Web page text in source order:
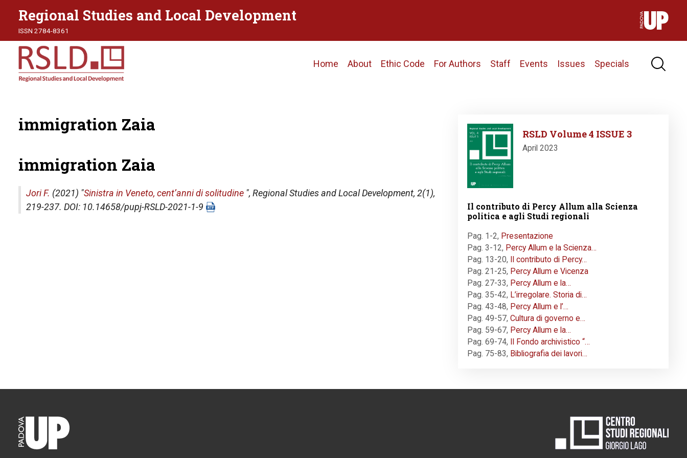
Regional Studies and Local Development
ISSN 2784-8361
Main
Home About Ethic Code For Authors Staff Events Issues Specials
immigration Zaia
immigration Zaia
Jori F. (2021) "Sinistra in Veneto, cent’anni di solitudine ", Regional Studies and Local Development, 2(1),
219-237. DOI: 10.14658/pupj-RSLD-2021-1-9
Image
RSLD Volume 4 ISSUE 3
April 2023
Il contributo di Percy Allum alla Scienza
politica e agli Studi regionali
Pag. 1-2, Presentazione
Pag. 3-12, Percy Allum e la Scienza…
Pag. 13-20,
Il contributo di Percy…
Pag. 21-25, Percy Allum e Vicenza
Pag. 27-33, Percy Allum e la…
Pag. 35-42, L’irregolare. Storia di…
Pag. 43-48, Percy Allum e l’…
Pag. 49-57, Cultura di governo e…
Pag. 59-67, Percy Allum e la…
Pag. 69-74,
Il Fondo archivistico “…
Pag. 75-83, Bibliografia dei lavori…